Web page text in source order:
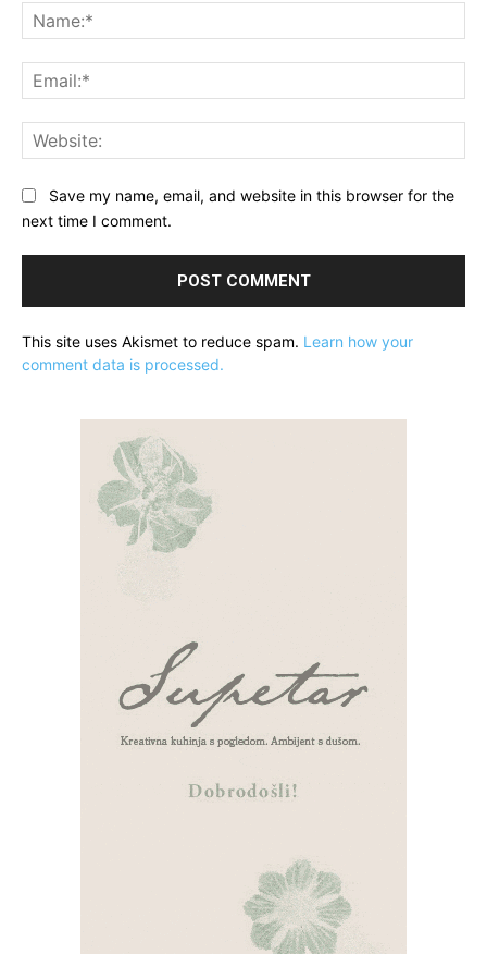
Save my name, email, and website in this browser for the
next time I comment.
This site uses Akismet to reduce spam. Learn how your
comment data is processed.